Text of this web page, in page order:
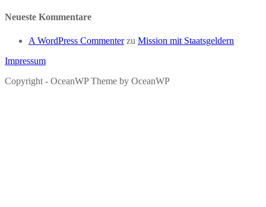
Neueste Kommentare
A WordPress Commenterzu Mission mit Staatsgeldern
Impressum
Copyright - OceanWP Theme by OceanWP